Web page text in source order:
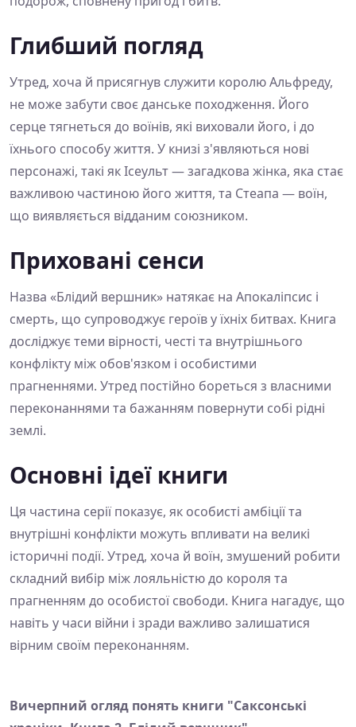
Глибший погляд
Утред, хоча й присягнув служити королю Альфреду,
не може забути своє данське походження. Його
серце тягнеться до воїнів, які виховали його, і до
їхнього способу життя. У книзі з'являються нові
персонажі, такі як Ісеульт — загадкова жінка, яка стає
важливою частиною його життя, та Стеапа — воїн,
що виявляється відданим союзником.
Приховані сенси
Назва «Блідий вершник» натякає на Апокаліпсис і
смерть, що супроводжує героїв у їхніх битвах. Книга
досліджує теми вірності, честі та внутрішнього
конфлікту між обов'язком і особистими
прагненнями. Утред постійно бореться з власними
переконаннями та бажанням повернути собі рідні
землі.
Основні ідеї книги
Ця частина серії показує, як особисті амбіції та
внутрішні конфлікти можуть впливати на великі
історичні події. Утред, хоча й воїн, змушений робити
складний вибір між лояльністю до короля та
прагненням до особистої свободи. Книга нагадує, що
навіть у часи війни і зради важливо залишатися
вірним своїм переконанням.
Вичерпний огляд понять книги "Саксонські